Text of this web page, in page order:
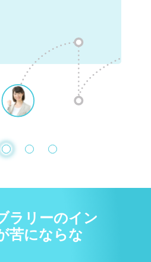
ラリーのイン
苦にならな